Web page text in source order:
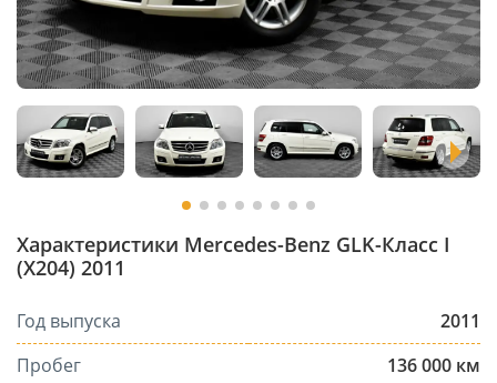
Характеристики Mercedes-Benz GLK-Класс I
(X204) 2011
Год выпуска
2011
Пробег
136 000 км